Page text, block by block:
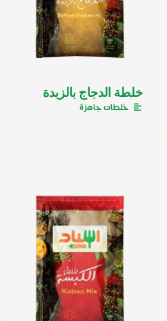
خلطة الدجاج بالزبدة
خلطات جاهزة